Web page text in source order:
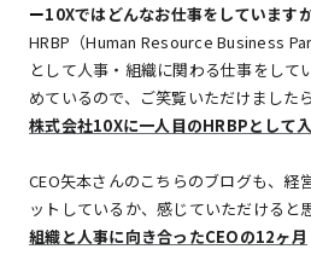
ー10Xではどんなお仕事をしています
HRBP（Human Resource Business
として人事・組織に関わる仕事をし
めているので、ご笑覧いただけました
株式会社10Xに一人目のHRBPとして
CEO矢本さんのこちらのブログも、経
ットしているか、感じていただけると
組織と人事に向き合ったCEOの12ヶ月